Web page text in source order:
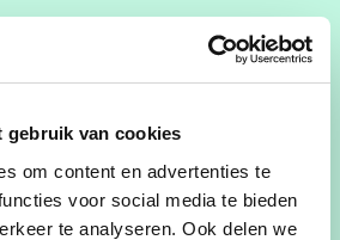
gebruik van cookies
om content en advertenties te
voor social media te bieden
te analyseren. Ook delen we
2880